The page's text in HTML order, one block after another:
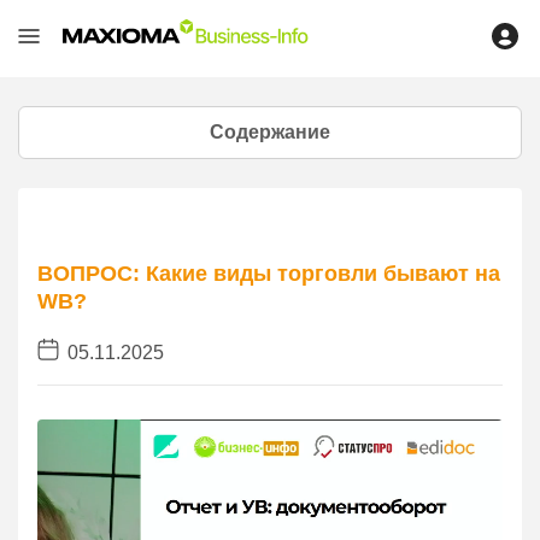
Содержание
ВОПРОС: Какие виды торговли бывают на
WB?
05.11.2025